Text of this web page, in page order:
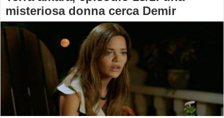
misteriosa donna cerca Demir